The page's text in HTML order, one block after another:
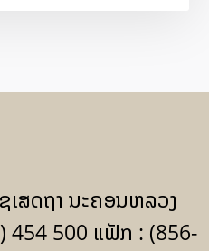
ເສດຖາ ນະຄອນຫລວງ
454 500 ແຟັກ : (856-